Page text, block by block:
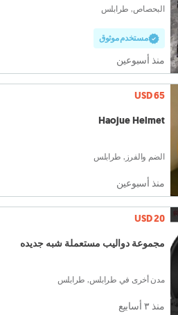
البحصاص, طرابلس
مستخدم موثوق
منذ أسبوعين
USD 65
Haojue Helmet
الضم والفرز, طرابلس
منذ أسبوعين
USD 20
مجموعة دواليب مستعملة شبه جديده
مدن أخرى في طرابلس, طرابلس
منذ ٣ أسابيع